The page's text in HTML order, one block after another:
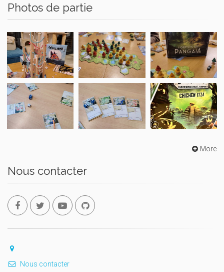
Photos de partie
More
Nous contacter
Nous contacter